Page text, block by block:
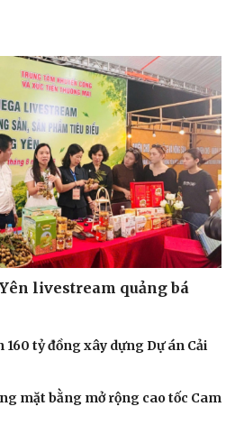
Công nghệ
Sành điệu
Tin Công nghệ
Trải nghiệm
Chuyển đổi số
livestream quảng bá
tỷ đồng xây dựng Dự án Cải
mặt bằng mở rộng cao tốc Cam